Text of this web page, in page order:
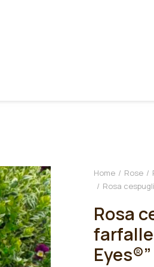
Home Rose
Rosa
Rosa
Eyes®”